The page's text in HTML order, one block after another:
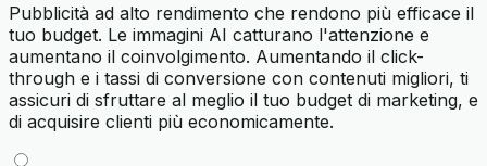
Pubblicità ad alto rendimento che rendono più efficace il
tuo budget. Le immagini AI catturano l'attenzione e
aumentano il coinvolgimento. Aumentando il click-
through e i tassi di conversione con contenuti migliori, ti
assicuri di sfruttare al meglio il tuo budget di marketing, e
di acquisire clienti più economicamente.